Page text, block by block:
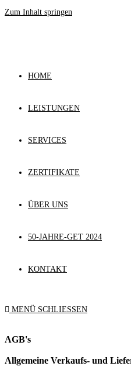
Zum Inhalt springen
HOME
LEISTUNGEN
SERVICES
ZERTIFIKATE
ÜBER UNS
50-JAHRE-GET 2024
KONTAKT
MENÜ SCHLIESSEN
AGB's
Allgemeine Verkaufs- und